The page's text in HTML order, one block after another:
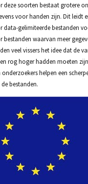
deze soorten bestaat grotere
voor handen zijn. Dit leidt
data-gelimiteerde bestanden
waarvan meer
veel vissers het idee dat de
rog hoger hadden moeten
helpen een
bestanden.